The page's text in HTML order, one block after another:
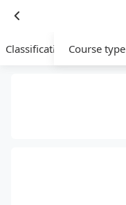
Classification Course type